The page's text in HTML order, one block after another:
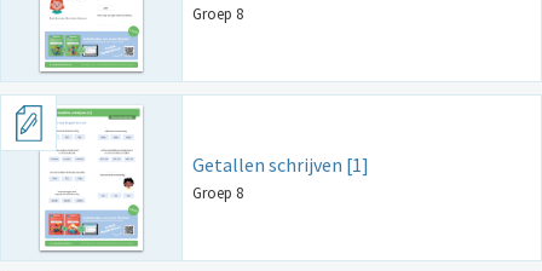
Groep 8
Getallen schrijven [1]
Groep 8